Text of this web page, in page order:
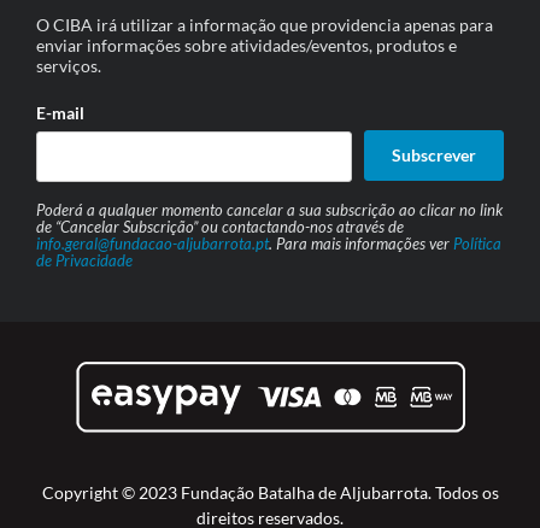
O CIBA irá utilizar a informação que providencia apenas para
enviar informações sobre atividades/eventos, produtos e
serviços.
E-mail
Subscrever
Poderá a qualquer momento cancelar a sua subscrição ao clicar no link
de “Cancelar Subscrição” ou contactando-nos através de
info.geral@fundacao-aljubarrota.pt. Para mais informações ver Política
de Privacidade
Copyright © 2023 Fundação Batalha de Aljubarrota. Todos os
direitos reservados.